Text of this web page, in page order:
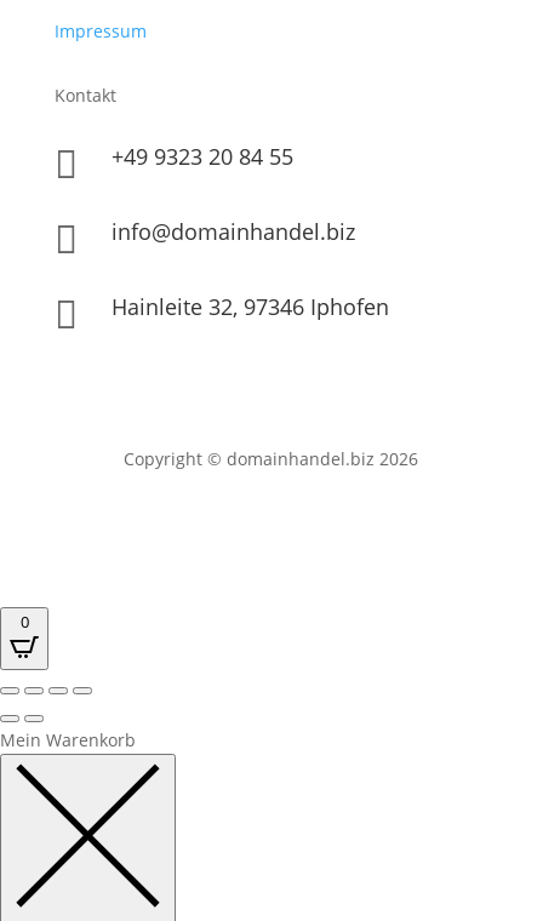
Impressum
Kontakt
 +49 9323 20 84 55
 info@domainhandel.biz
 Hainleite 32, 97346 Iphofen
Copyright © domainhandel.biz 2026
0
Mein Warenkorb